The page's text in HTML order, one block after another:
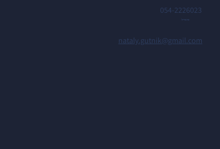
054-2226023
אימייל
nataly.gutnik@gmail.com